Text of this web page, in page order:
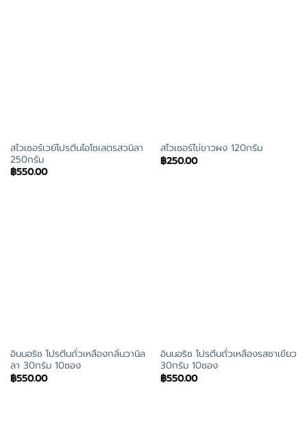
สไวเซอร์เวย์โปรตีนไอโซเลตรสวนิลา
250กรัม
฿550.00
สไวเซอร์ไข่ขาวผง 120กรัม
฿250.00
อินนอริช โปรตีนถั่วเหลืองกลิ่นวานิล
ลา 30กรัม 10ซอง
฿550.00
อินนอริช โปรตีนถั่วเหลืองรสชาเขียว
30กรัม 10ซอง
฿550.00